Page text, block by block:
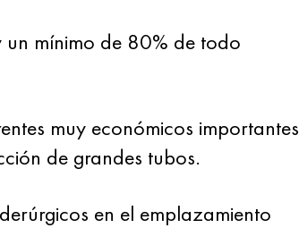
un mínimo de 80% de todo
muy económicos importantes
de grandes tubos.
en el emplazamiento